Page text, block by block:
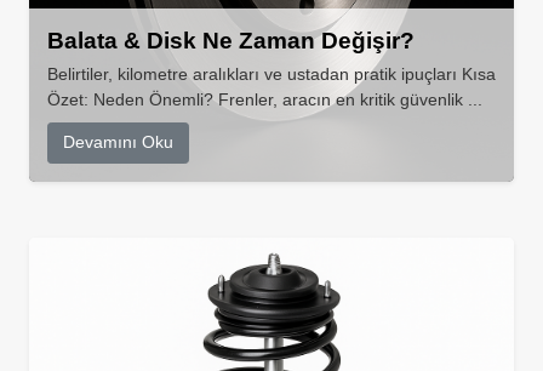
Balata & Disk Ne Zaman Değişir?
Belirtiler, kilometre aralıkları ve ustadan pratik ipuçları Kısa
Özet: Neden Önemli? Frenler, aracın en kritik güvenlik ...
Devamını Oku